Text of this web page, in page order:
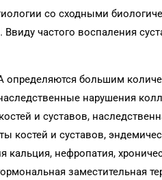
со сходными
частого воспаления
определяются большим
нарушения
и суставов,
костей и суставов,
кальция, нефропатия,
заместительная